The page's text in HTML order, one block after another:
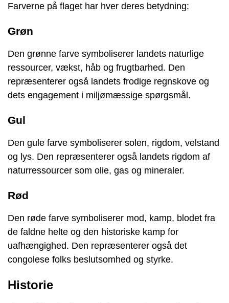
Farverne på flaget har hver deres betydning:
Grøn
Den grønne farve symboliserer landets naturlige
ressourcer, vækst, håb og frugtbarhed. Den
repræsenterer også landets frodige regnskove og
dets engagement i miljømæssige spørgsmål.
Gul
Den gule farve symboliserer solen, rigdom, velstand
og lys. Den repræsenterer også landets rigdom af
naturressourcer som olie, gas og mineraler.
Rød
Den røde farve symboliserer mod, kamp, blodet fra
de faldne helte og den historiske kamp for
uafhængighed. Den repræsenterer også det
congolese folks beslutsomhed og styrke.
Historie